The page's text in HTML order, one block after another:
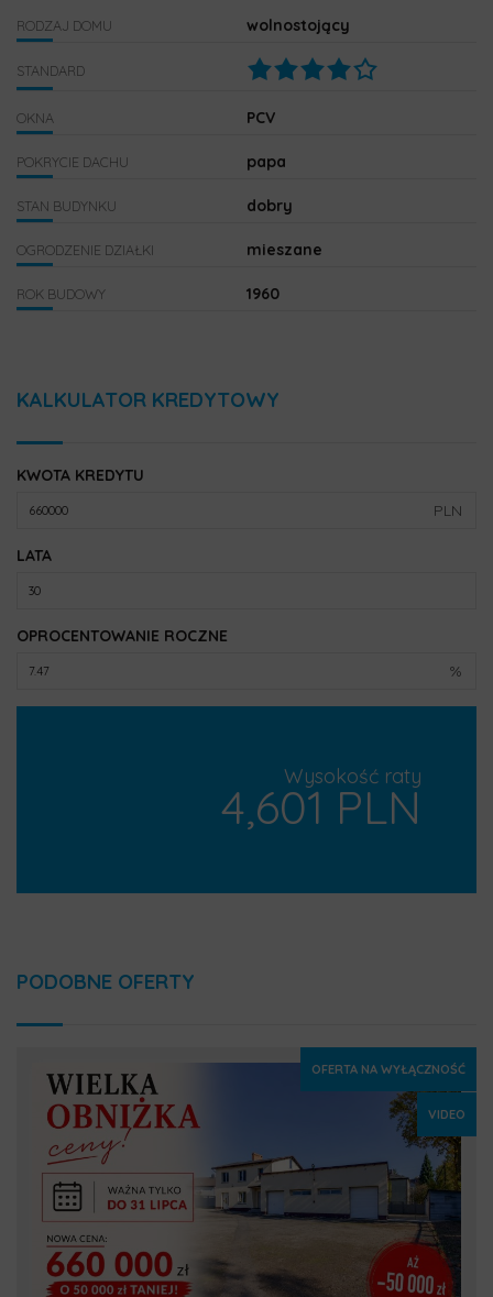
RODZAJ DOMU wolnostojący
STANDARD
OKNA PCV
POKRYCIE DACHU papa
STAN BUDYNKU dobry
OGRODZENIE DZIAŁKI mieszane
ROK BUDOWY 1960
KALKULATOR KREDYTOWY
KWOTA KREDYTU
PLN
LATA
OPROCENTOWANIE ROCZNE
%
Wysokość raty
4,601 PLN
PODOBNE OFERTY
OFERTA NA WYŁĄCZNOŚĆ
VIDEO